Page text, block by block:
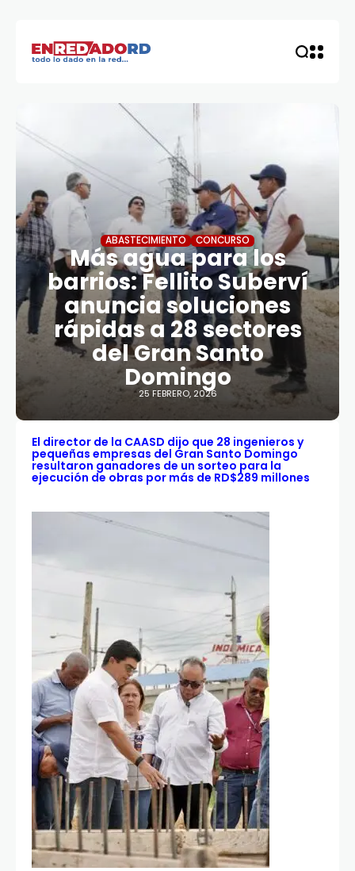
ABASTECIMIENTO CONCURSO
Más agua para los
barrios: Fellito Suberví
anuncia soluciones
rápidas a 28 sectores
del Gran Santo
Domingo
25 FEBRERO, 2026
El director de la CAASD dijo que 28 ingenieros y
pequeñas empresas del Gran Santo Domingo
resultaron ganadores de un sorteo para la
ejecución de obras por más de RD$289 millones